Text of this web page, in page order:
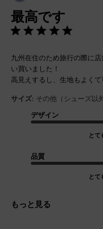
最高です
九州在住のため旅行の際に
い買いました！
高見えするし、生地もよくて
サイズ: その他（シューズ以
デザイン
とて
品質
とて
もっと見る